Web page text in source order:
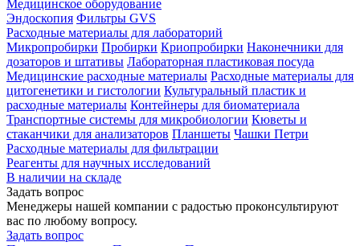
Медицинское оборудование
Эндоскопия Фильтры GVS
Расходные материалы для лабораторий
Микропробирки Пробирки Криопробирки Наконечники для
дозаторов и штативы Лабораторная пластиковая посуда
Медицинские расходные материалы Расходные материалы для
цитогенетики и гистологии Культуральный пластик и
расходные материалы Контейнеры для биоматериала
Транспортные системы для микробиологии Кюветы и
стаканчики для анализаторов Планшеты Чашки Петри
Расходные материалы для фильтрации
Реагенты для научных исследований
В наличии на складе
Задать вопрос
Менеджеры нашей компании с радостью проконсультируют
вас по любому вопросу.
Задать вопрос